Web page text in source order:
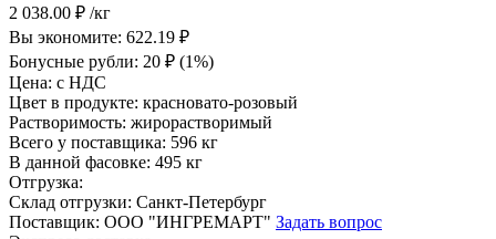
2 038.00 ₽ /кг
Вы экономите: 622.19 ₽
Бонусные рубли: 20 ₽ (1%)
Цена: с НДС
Цвет в продукте: красновато-розовый
Растворимость: жирорастворимый
Всего у поставщика: 596 кг
В данной фасовке: 495 кг
Отгрузка:
Склад отгрузки: Санкт-Петербург
Поставщик: ООО "ИНГРЕМАРТ" Задать вопрос